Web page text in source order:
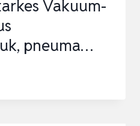
Vakuum-
pneuma…